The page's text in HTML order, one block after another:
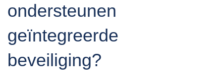
ondersteunen
geïntegreerde
beveiliging?